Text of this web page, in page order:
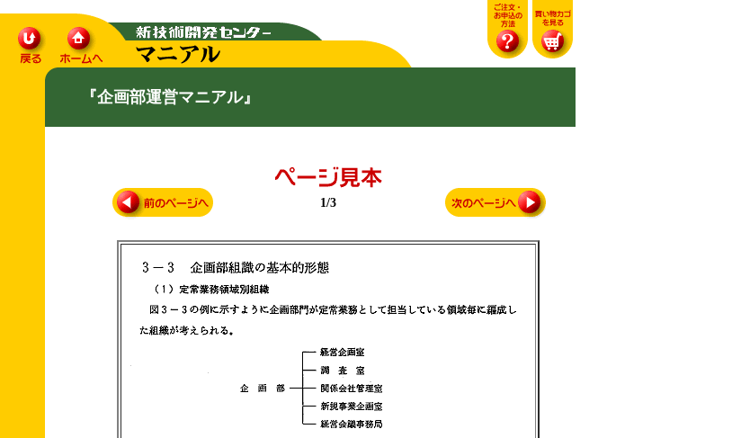
『企画部運営マニアル』
1/3